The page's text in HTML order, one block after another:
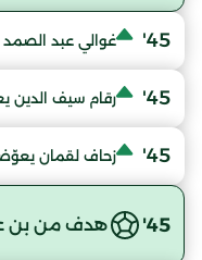
45' غوالي عبد
45' رقام سيف
45' زحاف لقمان
45' هدف من بن